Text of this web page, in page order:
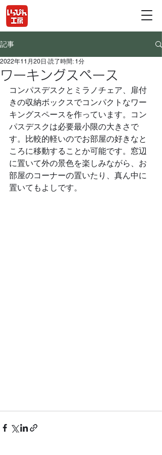
記事
ワーキングスペース
2022年11月20日 読了時間: 1分
コンパスデスクとミラノチェア、扉付
きの収納ボックスでコンパクトなワー
キングスペースを作っています。コン
パスデスクは必要最小限の大きさで
す。比較的軽いのでお部屋の好きなと
ころに移動することか可能です。窓辺
に置いて外の景色を楽しみながら、お
部屋のコーナーの置いたり、真ん中に
置いてもよしです。